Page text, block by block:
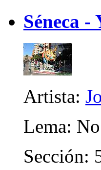
Séneca
Artista:
Lema:
Sección: